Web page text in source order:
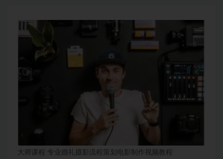
大师课程 专业婚礼摄影流程策划电影制作视频教程